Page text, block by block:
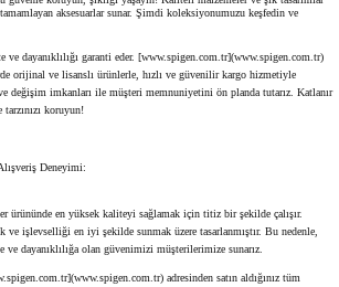
aksesuarlar sunar. Şimdi koleksiyonumuzu keşfedin ve
ve dayanıklılığı garanti eder. [www.spigen.com.tr](www.spigen.com.tr)
orijinal ve lisanslı ürünlerle, hızlı ve güvenilir kargo hizmetiyle
ve değişim imkanları ile müşteri memnuniyetini ön planda tutarız. Katlanır
koruyun!
Deneyimi:
ürününde en yüksek kaliteyi sağlamak için titiz bir şekilde çalışır.
ve işlevselliği en iyi şekilde sunmak üzere tasarlanmıştır. Bu nedenle,
dayanıklılığa olan güvenimizi müşterilerimize sunarız.
adresinden satın aldığınız tüm